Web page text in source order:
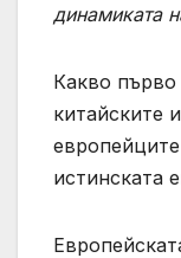
динамиката
Какво първо
китайските
истинската